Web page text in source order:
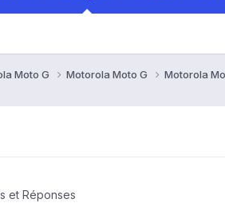
Moto G Motorola Moto G Motorola
et Réponses